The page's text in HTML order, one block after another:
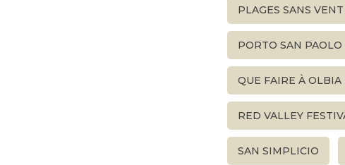
PLAGES SANS
PORTO SAN PAOLO
QUE FAIRE À OLBIA
RED VALLEY
SAN SIMPLICIO